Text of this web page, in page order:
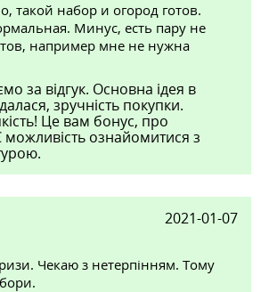
такой набор и огород готов.
Минус, есть пару не
например мне не нужна
за відгук. Основна ідея в
зручність покупки.
Це вам бонус, про
можливість ознайомитися з
2021-01-07
Чекаю з нетерпінням. Тому